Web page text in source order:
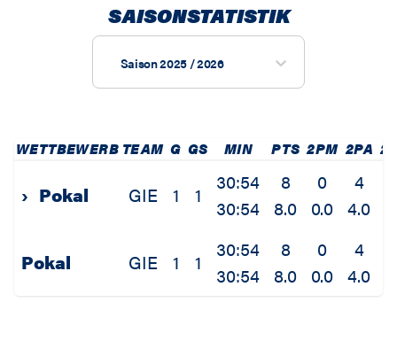
SAISONSTATISTIK
Saison 2025 / 2026
WETTBEWERB TEAM G GS MIN PTS 2PM 2PA
› Pokal GIE 1 1
30:54
30:54
8
8.0
0
0.0
4
4.0
Pokal GIE 1 1
30:54
30:54
8
8.0
0
0.0
4
4.0